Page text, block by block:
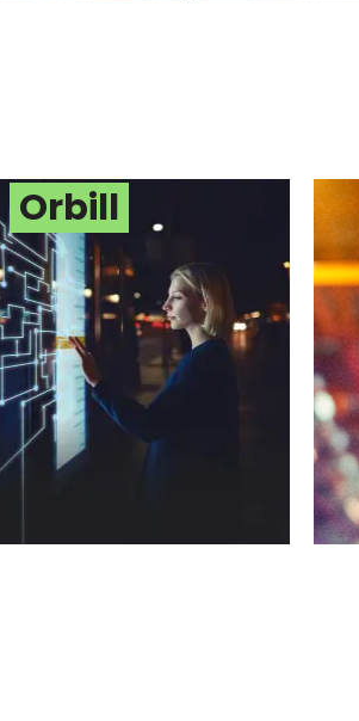
problemas
com
IoT
Infinitas
SAIBA
Orbill